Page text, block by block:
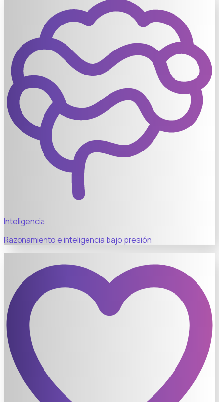
Inteligencia
Razonamiento e inteligencia bajo presión